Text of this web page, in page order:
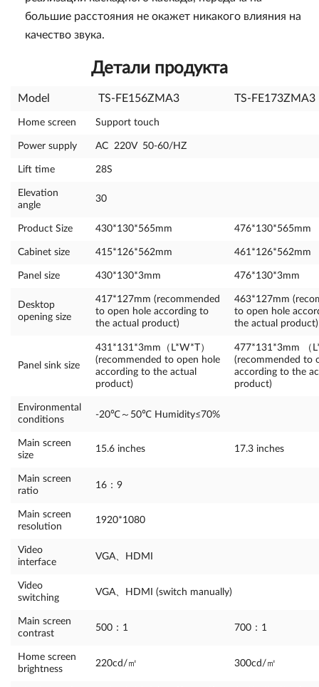
большие расстояния не окажет никакого влияния на
качество звука.
Детали продукта
Model TS-FE156ZMA3 TS-FE173ZMA3
Home screen Support touch
Power supply AC 220V 50-60/HZ
Lift time 28S
Elevation
angle
30
Product Size 430*130*565mm 476*130*565mm
Cabinet size 415*126*562mm 461*126*562mm
Panel size 430*130*3mm 476*130*3mm
Desktop
opening size
417*127mm (recommended
to open hole according to
the actual product)
463*127mm
to open hole
the actual product)
Panel sink size
431*131*3mm（L*W*T）
(recommended to open hole
according to the actual
product)
477*131*3mm （
(recommended to
according to the
product)
Environmental
conditions
-20℃～50℃ Humidity≤70%
Main screen
size
15.6 inches 17.3 inches
Main screen
ratio
16：9
Main screen
resolution
1920*1080
Video
interface
VGA、HDMI
Video
switching
VGA、HDMI (switch manually)
Main screen
contrast
500：1 700：1
Home screen
brightness
220cd/㎡ 300cd/㎡